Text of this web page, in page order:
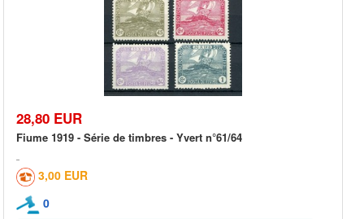
28,80 EUR
Fiume 1919 - Série de timbres - Yvert n°61/64
3,00 EUR
0